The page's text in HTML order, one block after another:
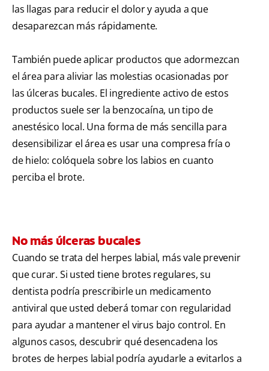
las llagas para reducir el dolor y ayuda a que
desaparezcan más rápidamente.
También puede aplicar productos que adormezcan
el área para aliviar las molestias ocasionadas por
las úlceras bucales. El ingrediente activo de estos
productos suele ser la benzocaína, un tipo de
anestésico local. Una forma de más sencilla para
desensibilizar el área es usar una compresa fría o
de hielo: colóquela sobre los labios en cuanto
perciba el brote.
No más úlceras bucales
Cuando se trata del herpes labial, más vale prevenir
que curar. Si usted tiene brotes regulares, su
dentista podría prescribirle un medicamento
antiviral que usted deberá tomar con regularidad
para ayudar a mantener el virus bajo control. En
algunos casos, descubrir qué desencadena los
brotes de herpes labial podría ayudarle a evitarlos a